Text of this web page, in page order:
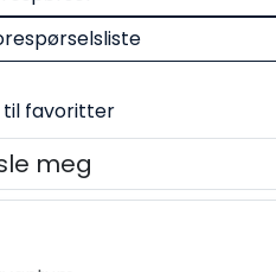
til favoritter
meg